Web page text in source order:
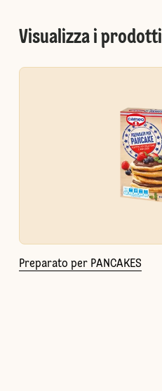
Visualizza i prodotti
Preparato per PANCAKES